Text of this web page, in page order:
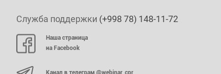
Служба поддержки (+998 78) 148-11-72
Наша страница
на Facebook
Канал в телеграм @webinar_cpr